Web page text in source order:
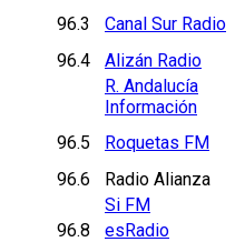
96.3 Canal Sur Radio
96.4
Alizán Radio
R. Andalucía
Información
96.5 Roquetas FM
96.6
Radio Alianza
Si FM
96.8
esRadio